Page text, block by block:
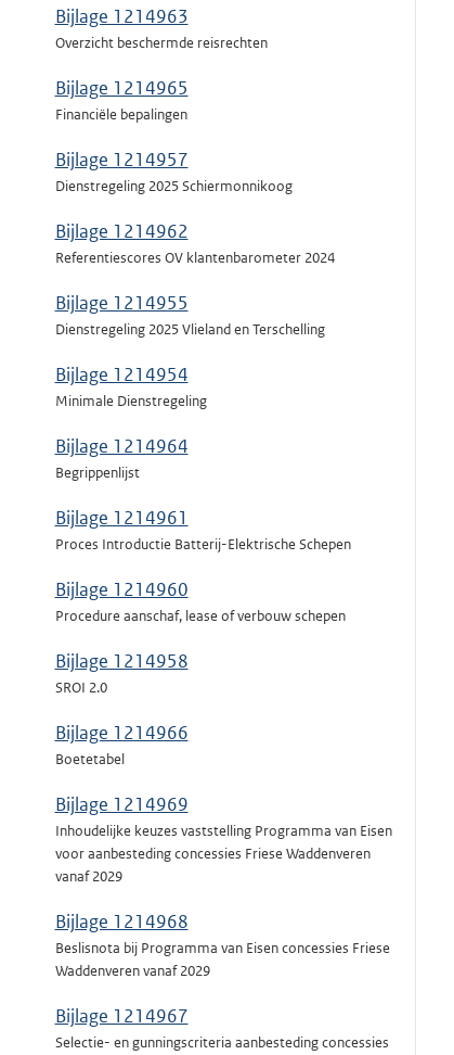
Bijlage 1214963
Overzicht beschermde reisrechten
Bijlage 1214965
Financiële bepalingen
Bijlage 1214957
Dienstregeling 2025 Schiermonnikoog
Bijlage 1214962
Referentiescores OV klantenbarometer 2024
Bijlage 1214955
Dienstregeling 2025 Vlieland en Terschelling
Bijlage 1214954
Minimale Dienstregeling
Bijlage 1214964
Begrippenlijst
Bijlage 1214961
Proces Introductie Batterij-Elektrische Schepen
Bijlage 1214960
Procedure aanschaf, lease of verbouw schepen
Bijlage 1214958
SROI 2.0
Bijlage 1214966
Boetetabel
Bijlage 1214969
Inhoudelijke keuzes vaststelling Programma van Eisen
voor aanbesteding concessies Friese Waddenveren
vanaf 2029
Bijlage 1214968
Beslisnota bij Programma van Eisen concessies Friese
Waddenveren vanaf 2029
Bijlage 1214967
Selectie- en gunningscriteria aanbesteding concessies